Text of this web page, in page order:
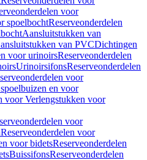
voor
spoelbochtReserveonderdelen
Aansluitstukken van
van PVCDichtingen
voor urinoirsReserveonderdelen
UrinoirsifonsReserveonderdelen
voor
en voor
voor Verlengstukken voor
voor
Reserveonderdelen voor
voor bidetsReserveonderdelen
BuissifonsReserveonderdelen